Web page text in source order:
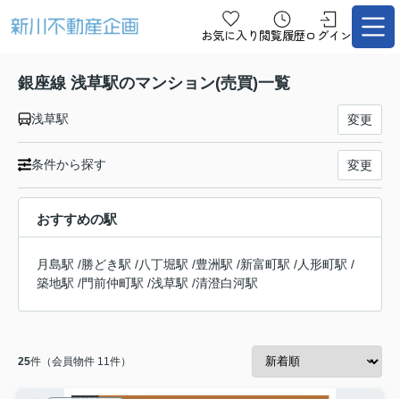
お気に入り 閲覧履歴ログイン
銀座線 浅草駅のマンション(売買)一覧
浅草駅 変更
条件から探す 変更
おすすめの駅
月島駅 /勝どき駅 /八丁堀駅 /豊洲駅 /新富町駅 /人形町駅 /
築地駅 /門前仲町駅 /浅草駅 /清澄白河駅
25件（会員物件 11件）